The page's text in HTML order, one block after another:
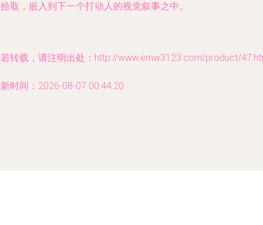
取，嵌入到下一个打动人的视觉叙事之中。
转载，请注明出处：http://www.emw3123.com/product/
时间：2026-08-07 00:44:20